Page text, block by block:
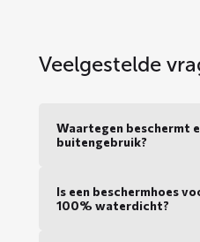
Veelgestelde
Waartegen beschermt
buitengebruik?
Is een beschermhoes
100% waterdicht?